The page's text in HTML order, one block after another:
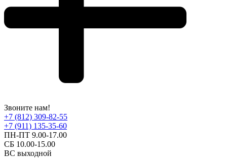
Звоните нам!
+7 (812) 309-82-55
+7 (911) 135-35-60
ПН-ПТ 9.00-17.00
СБ 10.00-15.00
ВС выходной